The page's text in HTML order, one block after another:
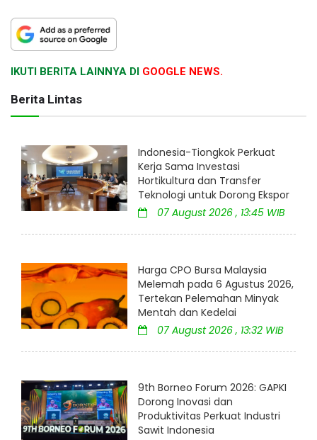
IKUTI BERITA LAINNYA DI GOOGLE NEWS.
Berita Lintas
Indonesia-Tiongkok Perkuat
Kerja Sama Investasi
Hortikultura dan Transfer
Teknologi untuk Dorong Ekspor
07 August 2026 , 13:45 WIB
Harga CPO Bursa Malaysia
Melemah pada 6 Agustus 2026,
Tertekan Pelemahan Minyak
Mentah dan Kedelai
07 August 2026 , 13:32 WIB
9th Borneo Forum 2026: GAPKI
Dorong Inovasi dan
Produktivitas Perkuat Industri
Sawit Indonesia